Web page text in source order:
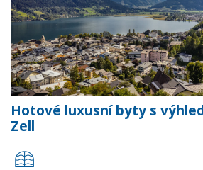
Hotové luxusní byty s
Zell